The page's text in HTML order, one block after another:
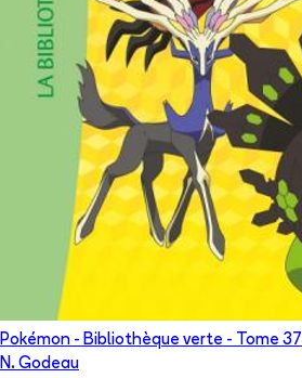
Pokémon - Bibliothèque verte - Tome 37
N. Godeau